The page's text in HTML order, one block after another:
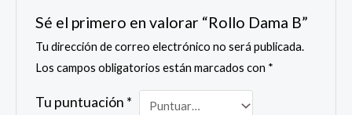
Sé el primero en valorar “Rollo Dama B”
Tu dirección de correo electrónico no será publicada.
Los campos obligatorios están marcados con *
Tu puntuación *